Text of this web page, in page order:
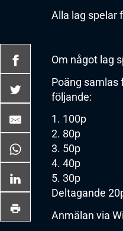
Alla lag spelar
Om något lag
Poäng samlas
följande:
1. 100p
2. 80p
3. 50p
4. 40p
5. 30p
Deltagande
Anmälan via